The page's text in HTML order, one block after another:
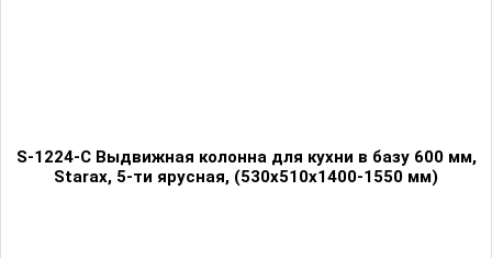
S-1224-C Выдвижная колонна для кухни в базу 600 мм,
Starax, 5-ти ярусная, (530х510х1400-1550 мм)